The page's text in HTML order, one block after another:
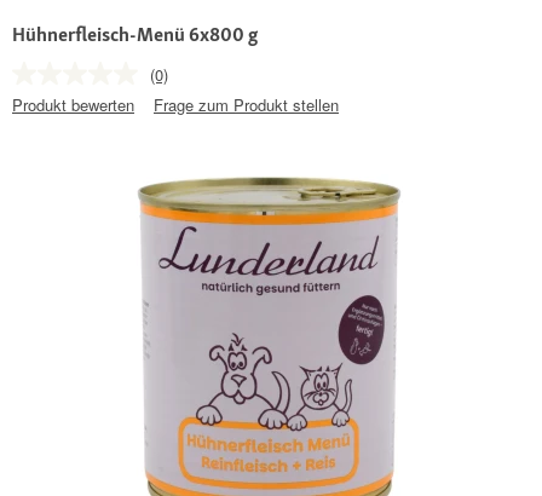
Hühnerfleisch-Menü 6x800 g
(0)
Produkt bewerten
Frage zum Produkt stellen